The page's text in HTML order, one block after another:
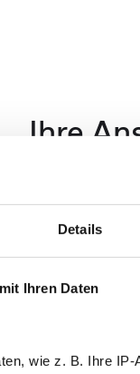
Details
Ihren Daten
wie z. B. Ihre
Ihre
jahrelange
Expertise in